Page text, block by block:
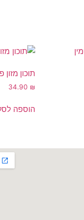
תוכון מזון
34.90 ₪
הוספה